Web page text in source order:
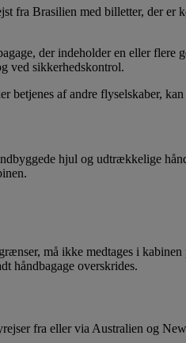
fra Brasilien med billetter, der er
der indeholder en eller
ved sikkerhedskontrol.
betjenes af andre flyselskaber,
hjul og udtrækkelige
må ikke medtages i
håndbagage overskrides.
fra eller via Australien og